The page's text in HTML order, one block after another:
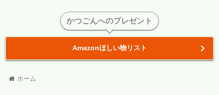
かつごんへのプレゼント
Amazonほしい物リスト
ホーム